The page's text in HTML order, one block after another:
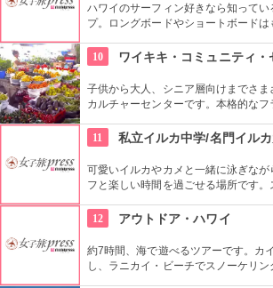
ハワイのサーフィン好きなら知ってい
プ。ロングボードやショートボードは
や保管も行っています。
10 ワイキキ・コミュニティ・
子供から大人、シニア層向けまでさ
カルチャーセンターです。本格的なフ
菜・果物が買える、週2回のファーマ
す。
11 私立イルカ中学/名門イル
可愛いイルカやカメと一緒に泳ぎな
フと楽しい時間を過ごせる場所です。
やフラなどの“授業”もあります。“卒
出になりそうですね。
12 アウトドア・ハワイ
約7時間、海で遊べるツアーです。カ
し、ラニカイ・ビーチでスノーケリン